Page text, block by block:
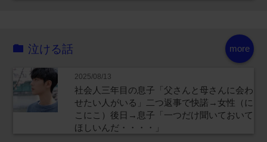
more
泣ける話
2025/08/13
社会人三年目の息子「父さんと母さんに会わ
せたい人がいる」二つ返事で快諾→女性（に
こにこ）後日→息子「一つだけ聞いておいて
ほしいんだ・・・・」